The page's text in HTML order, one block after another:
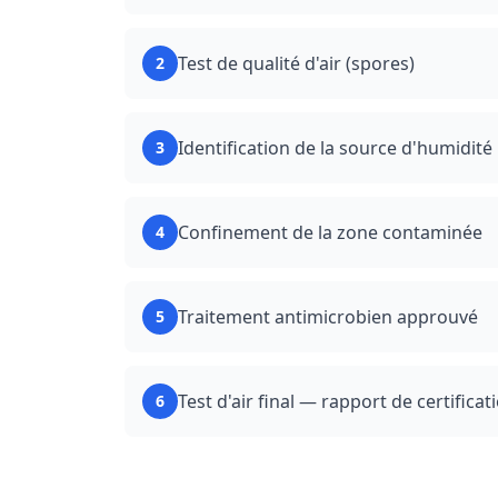
2 Test de qualité d'air (spores)
3 Identification de la source d'humidité
4 Confinement de la zone contaminée
5 Traitement antimicrobien approuvé
6 Test d'air final — rapport de